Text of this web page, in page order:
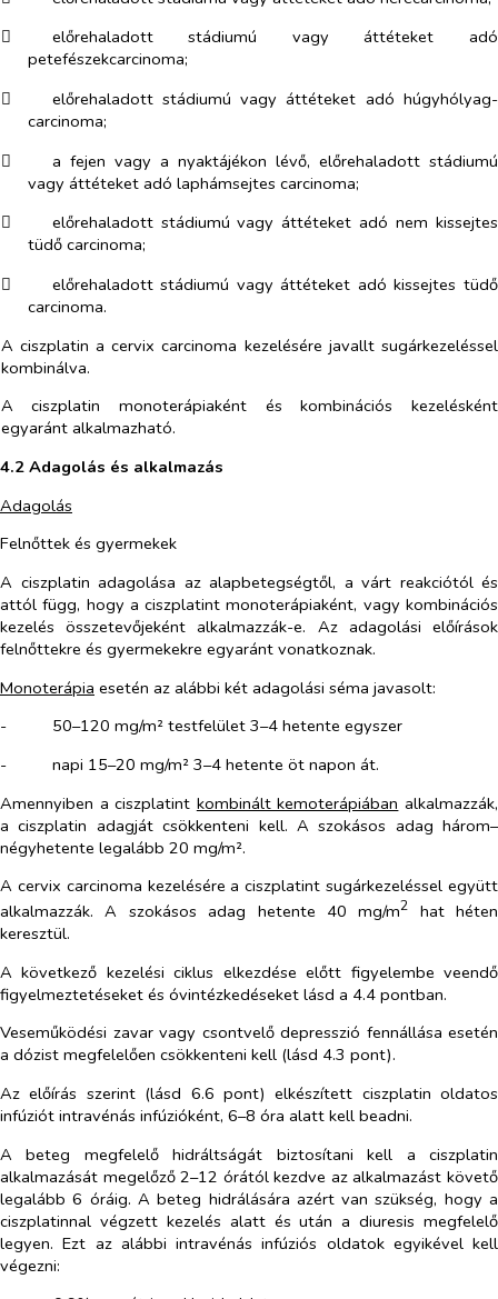
​
előrehaladott stádiumú vagy áttéteket adó
petefészekcarcinoma;
​
előrehaladott stádiumú vagy áttéteket adó húgyhólyag-
carcinoma;
​
a fejen vagy a nyaktájékon lévő, előrehaladott stádiumú
vagy áttéteket adó laphámsejtes carcinoma;
​
előrehaladott stádiumú vagy áttéteket adó nem kissejtes
tüdő carcinoma;
​
előrehaladott stádiumú vagy áttéteket adó kissejtes tüdő
carcinoma.
A ciszplatin a cervix carcinoma kezelésére javallt sugárkezeléssel
kombinálva.
A ciszplatin monoterápiaként és kombinációs kezelésként
egyaránt alkalmazható.
4.2 Adagolás és alkalmazás
Adagolás
Felnőttek és gyermekek
A ciszplatin adagolása az alapbetegségtől, a várt reakciótól és
attól függ, hogy a ciszplatint monoterápiaként, vagy kombinációs
kezelés összetevőjeként alkalmazzák-e. Az adagolási előírások
felnőttekre és gyermekekre egyaránt vonatkoznak.
Monoterápia esetén az alábbi két adagolási séma javasolt:
-​
50–120 mg/m² testfelület 3–4 hetente egyszer
-​
napi 15–20 mg/m² 3–4 hetente öt napon át.
Amennyiben a ciszplatint kombinált kemoterápiában alkalmazzák,
a ciszplatin adagját csökkenteni kell. A szokásos adag három–
négyhetente legalább 20 mg/m².
A cervix carcinoma kezelésére a ciszplatint sugárkezeléssel együtt
alkalmazzák. A szokásos adag hetente 40 mg/m2
hat héten
keresztül.
A következő kezelési ciklus elkezdése előtt figyelembe veendő
figyelmeztetéseket és óvintézkedéseket lásd a 4.4 pontban.
Veseműködési zavar vagy csontvelő depresszió fennállása esetén
a dózist megfelelően csökkenteni kell (lásd 4.3 pont).
Az előírás szerint (lásd 6.6 pont) elkészített ciszplatin oldatos
infúziót intravénás infúzióként, 6–8 óra alatt kell beadni.
A beteg megfelelő hidráltságát biztosítani kell a ciszplatin
alkalmazását megelőző 2–12 órától kezdve az alkalmazást követő
legalább 6 óráig. A beteg hidrálására azért van szükség, hogy a
ciszplatinnal végzett kezelés alatt és után a diuresis megfelelő
legyen. Ezt az alábbi intravénás infúziós oldatok egyikével kell
végezni: